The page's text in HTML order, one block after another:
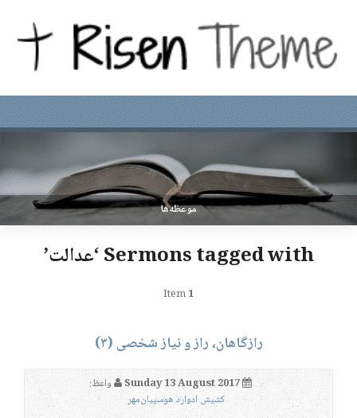
موعظه‌ها
Sermons tagged with ‘عدالت’
1
رازگاهان، راز و نیاز شخصی (۳)
Sunday 13 August 2017
واعظ:
کشیش ادوارد هوسپیان‌مهر